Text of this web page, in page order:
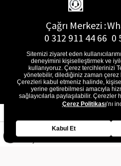
Çağrı Merkezi :
0 312 911 44 66 0
E-Posta
Sitemizi ziyaret eden
deneyimini kişiselleştirmek ve
kullanıyoruz. Çerez tercihlerinizi
yönetebilir, dilediğiniz zaman çerez
Çerezleri kabul etmeniz halinde,
yerine getirebilmesi amacıyla
sağlayıcılarla paylaşılabilir. Çerezler
Çerez Politikası’nı
Kabul Et